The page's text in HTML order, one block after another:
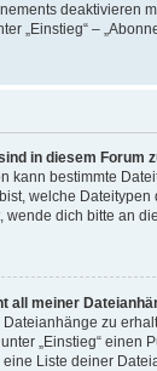
deaktivieren
„Einstieg“ –
in diesem Forum
kann bestimmte
welche
wende dich bitte an
all meiner
zu
„Einstieg“ einen
eine Liste deiner